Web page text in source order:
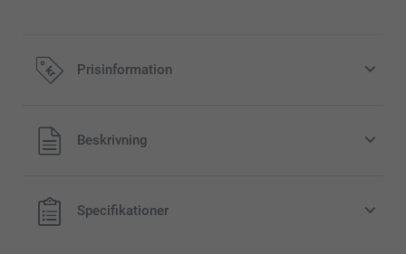
Prisinformation
Alla priser är i svenska kronor (SEK), inklusive moms och
exklusive porto.
Beskrivning
Specifikationer